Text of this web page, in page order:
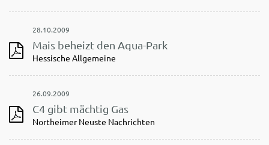
28.10.2009
Mais beheizt den Aqua-Park
Hessische Allgemeine
26.09.2009
C4 gibt mächtig Gas
Northeimer Neuste Nachrichten